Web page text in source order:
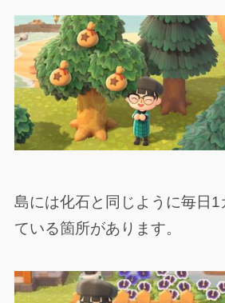
島には化石と同じように毎日1
ている箇所があります。